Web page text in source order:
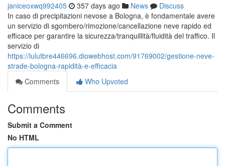
janiceoxwq992405 357 days ago News
Discuss
In caso di precipitazioni nevose a Bologna, è fondamentale avere
un servizio di sgombero/rimozione/cancellazione neve rapido ed
efficace per garantire la sicurezza/tranquillità/fluidità del traffico. Il
servizio di
https://lulutbre446696.diowebhost.com/91769002/gestione-neve-
strade-bologna-rapidità-e-efficacia
Comments
Who Upvoted
Comments
Submit a Comment
No HTML